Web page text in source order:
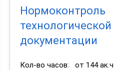
Нормоконтроль
технологической
документации
Кол-во часов:
от 144 ак.ч